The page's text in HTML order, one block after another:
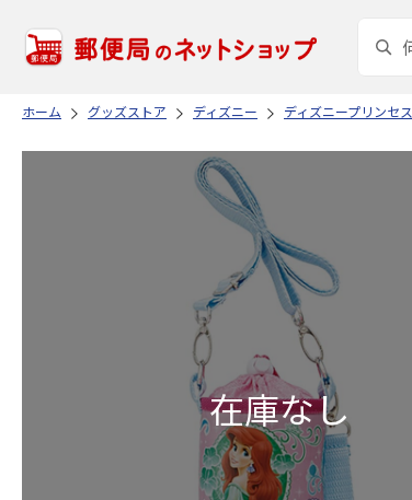
ホーム グッズストア ディズニー ディズニープリンセス